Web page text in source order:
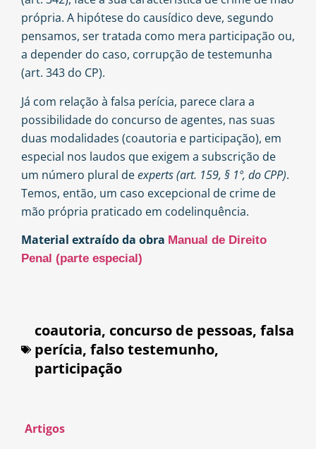
própria. A hipótese do causídico deve, segundo
pensamos, ser tratada como mera participação ou,
a depender do caso, corrupção de testemunha
(art. 343 do CP).
Já com relação à falsa perícia, parece clara a
possibilidade do concurso de agentes, nas suas
duas modalidades (coautoria e participação), em
especial nos laudos que exigem a subscrição de
um número plural deexperts(art. 159, § 1º, do CPP).
Temos, então, um caso excepcional de crime de
mão própria praticado em codelinquência.
Material extraído da obra Manual de Direito
Penal (parte especial)
coautoria, concurso de pessoas, falsa
perícia, falso testemunho,
participação
Artigos